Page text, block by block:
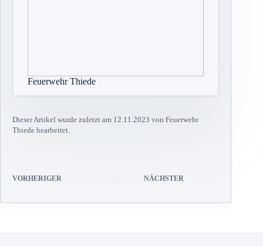
Feuerwehr Thiede
Dieser Artikel wurde zuletzt am 12.11.2023 von Feuerwehr
Thiede bearbeitet.
VORHERIGER NÄCHSTER